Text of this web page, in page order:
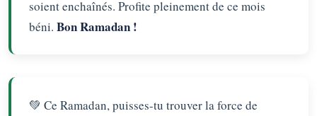
soient enchaînés. Profite pleinement de ce mois
béni. Bon Ramadan !
💚 Ce Ramadan, puisses-tu trouver la force de